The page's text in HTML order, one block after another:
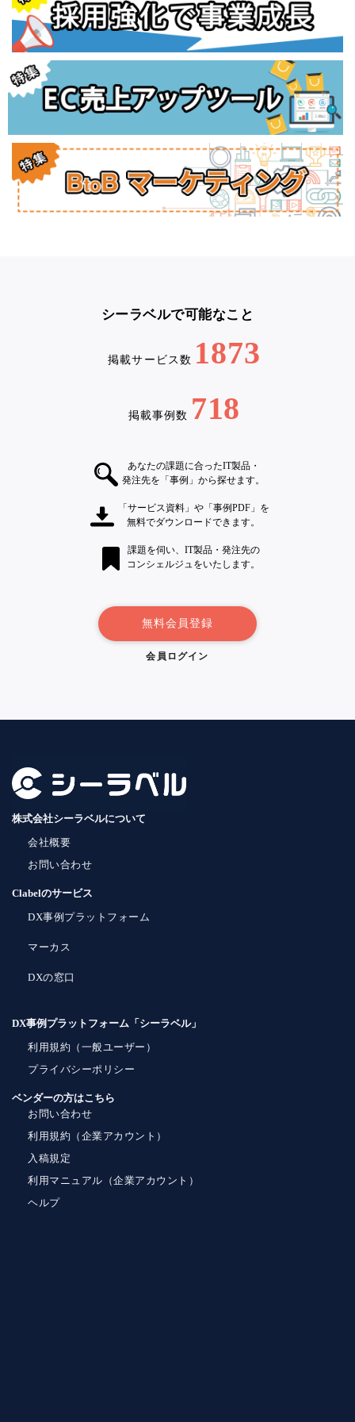
シーラベルで可能なこと
掲載サービス数 1873
掲載事例数 718
あなたの課題に合ったIT製品・
発注先を「事例」から探せます。
「サービス資料」や「事例PDF」を
無料でダウンロードできます。
課題を伺い、IT製品・発注先の
コンシェルジュをいたします。
無料会員登録
会員ログイン
株式会社シーラベルについて
会社概要
お問い合わせ
Clabelのサービス
DX事例プラットフォーム
マーカス
DXの窓口
DX事例プラットフォーム「シーラベル」
利用規約（一般ユーザー）
プライバシーポリシー
ベンダーの方はこちら
お問い合わせ
利用規約（企業アカウント）
入稿規定
利用マニュアル（企業アカウント）
ヘルプ